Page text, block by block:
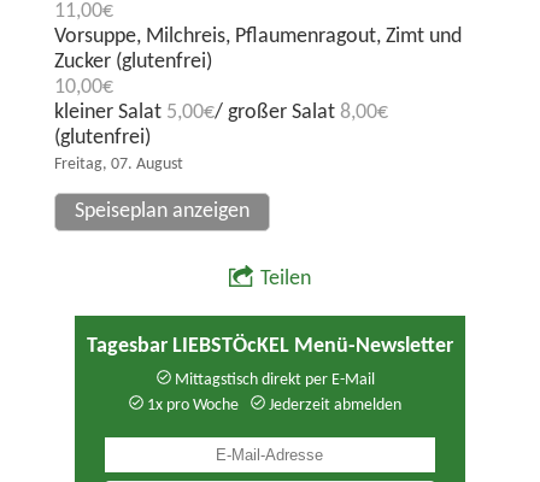
11,00€
Vorsuppe, Milchreis, Pflaumenragout, Zimt und
Zucker (glutenfrei)
10,00€
kleiner Salat5,00€/ großer Salat8,00€
(glutenfrei)
Freitag, 07. August
Speiseplan anzeigen
Teilen
Tagesbar LIEBSTÖcKEL Menü-Newsletter
Mittagstisch direkt per E-Mail
1x pro Woche
Jederzeit abmelden